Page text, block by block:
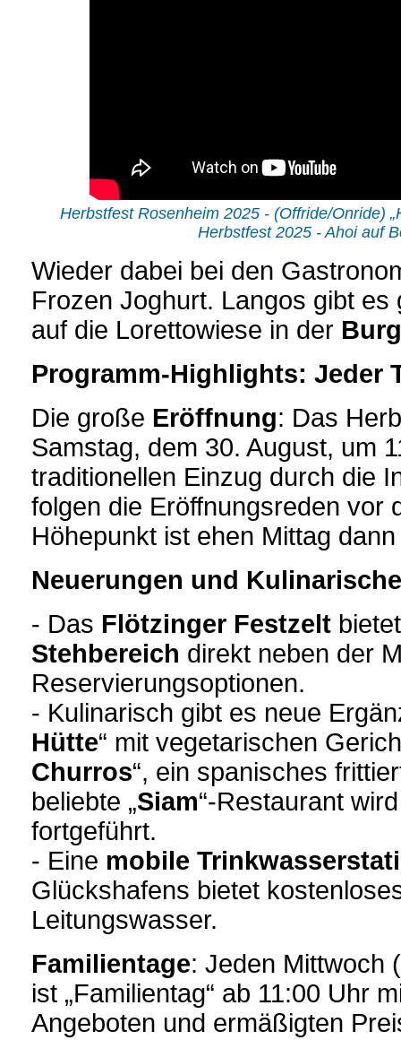
Herbstfest Rosenheim 2025 - (Offride/Onride)
Herbstfest 2025 - Ahoi auf
Wieder dabei bei den
Frozen Joghurt. Langos gibt
auf die Lorettowiese in der
Programm-Highlights: Jeder
Die große Eröffnung: Das
Samstag, dem 30. August, um
traditionellen Einzug durch die
folgen die Eröffnungsreden vor
Höhepunkt ist ehen Mittag
Neuerungen und
- Das Flötzinger Festzelt
Stehbereich direkt neben der
Reservierungsoptionen.
- Kulinarisch gibt es neue
Hütte“ mit vegetarischen
Churros“, ein spanisches
beliebte „Siam“-Restaurant
fortgeführt.
- Eine mobile
Glückshafens bietet
Leitungswasser.
Familientage: Jeden Mittwoch
ist „Familientag“ ab 11:00 Uhr
Angeboten und ermäßigten